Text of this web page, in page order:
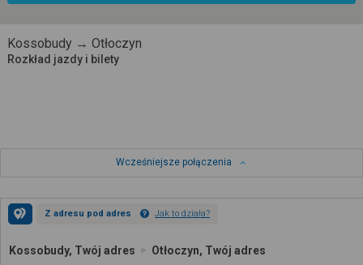
Kossobudy → Otłoczyn
Rozkład jazdy i bilety
Wcześniejsze połączenia
Z adresu pod adres Jak to działa?
Kossobudy, Twój adres Otłoczyn, Twój adres